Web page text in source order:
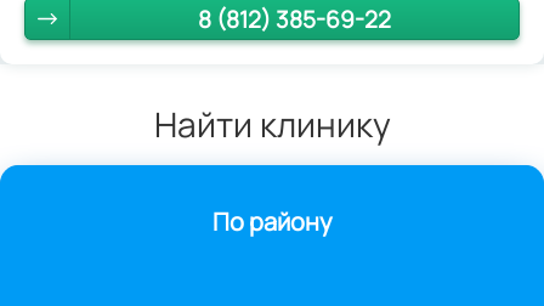
8 (812) 385-69-22
Найти клинику
По району